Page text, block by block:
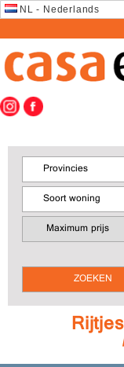
NL - Nederlands
Provincies
Soort woning